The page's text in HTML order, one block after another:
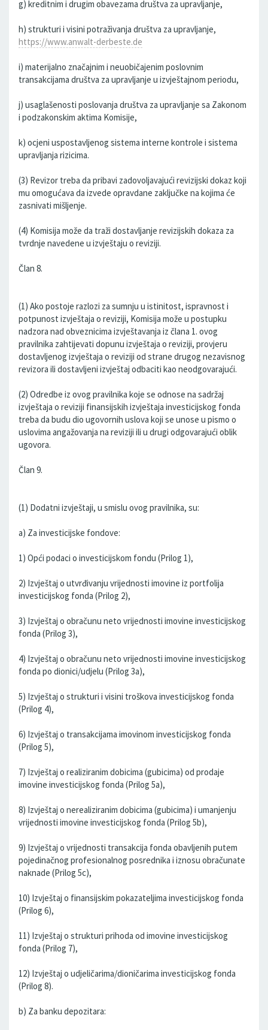
g) kreditnim i drugim obavezama društva za upravljanje,
h) strukturi i visini potraživanja društva za upravljanje,
https://www.anwalt-derbeste.de
i) materijalno značajnim i neuobičajenim poslovnim
transakcijama društva za upravljanje u izvještajnom periodu,
j) usaglašenosti poslovanja društva za upravljanje sa Zakonom
i podzakonskim aktima Komisije,
k) ocjeni uspostavljenog sistema interne kontrole i sistema
upravljanja rizicima.
(3) Revizor treba da pribavi zadovoljavajući revizijski dokaz koji
mu omogućava da izvede opravdane zaključke na kojima će
zasnivati mišljenje.
(4) Komisija može da traži dostavljanje revizijskih dokaza za
tvrdnje navedene u izvještaju o reviziji.
Član 8.
(1) Ako postoje razlozi za sumnju u istinitost, ispravnost i
potpunost izvještaja o reviziji, Komisija može u postupku
nadzora nad obveznicima izvještavanja iz člana 1. ovog
pravilnika zahtijevati dopunu izvještaja o reviziji, provjeru
dostavljenog izvještaja o reviziji od strane drugog nezavisnog
revizora ili dostavljeni izvještaj odbaciti kao neodgovarajući.
(2) Odredbe iz ovog pravilnika koje se odnose na sadržaj
izvještaja o reviziji finansijskih izvještaja investicijskog fonda
treba da budu dio ugovornih uslova koji se unose u pismo o
uslovima angažovanja na reviziji ili u drugi odgovarajući oblik
ugovora.
Član 9.
(1) Dodatni izvještaji, u smislu ovog pravilnika, su:
a) Za investicijske fondove:
1) Opći podaci o investicijskom fondu (Prilog 1),
2) Izvještaj o utvrđivanju vrijednosti imovine iz portfolija
investicijskog fonda (Prilog 2),
3) Izvještaj o obračunu neto vrijednosti imovine investicijskog
fonda (Prilog 3),
4) Izvještaj o obračunu neto vrijednosti imovine investicijskog
fonda po dionici/udjelu (Prilog 3a),
5) Izvještaj o strukturi i visini troškova investicijskog fonda
(Prilog 4),
6) Izvještaj o transakcijama imovinom investicijskog fonda
(Prilog 5),
7) Izvještaj o realiziranim dobicima (gubicima) od prodaje
imovine investicijskog fonda (Prilog 5a),
8) Izvještaj o nerealiziranim dobicima (gubicima) i umanjenju
vrijednosti imovine investicijskog fonda (Prilog 5b),
9) Izvještaj o vrijednosti transakcija fonda obavljenih putem
pojedinačnog profesionalnog posrednika i iznosu obračunate
naknade (Prilog 5c),
10) Izvještaj o finansijskim pokazateljima investicijskog fonda
(Prilog 6),
11) Izvještaj o strukturi prihoda od imovine investicijskog
fonda (Prilog 7),
12) Izvještaj o udjeličarima/dioničarima investicijskog fonda
(Prilog 8).
b) Za banku depozitara: